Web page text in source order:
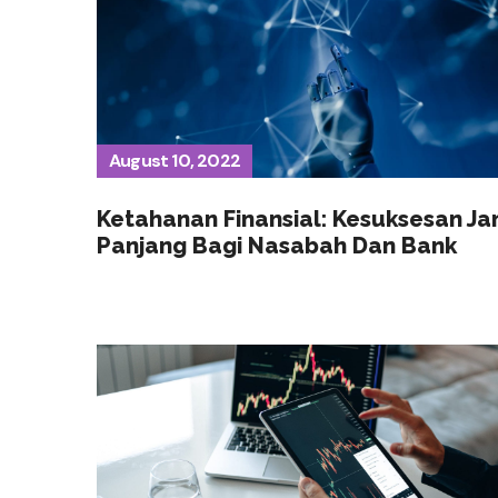
August 10, 2022
Ketahanan Finansial: Kesuksesan
Panjang Bagi Nasabah Dan Bank